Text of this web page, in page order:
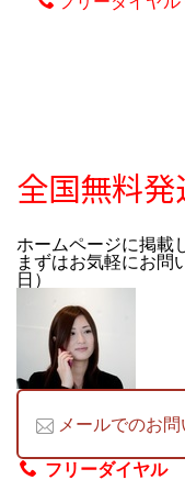
全国無料発
ホームページに掲載
まずはお気軽にお問
日）
メールでのお
フリーダイヤル